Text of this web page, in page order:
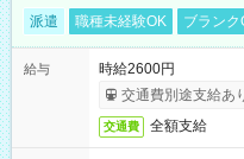
派遣 職種未経験OK ブランク
給与
時給2600円
交通費別途支給あ
交通費 全額支給